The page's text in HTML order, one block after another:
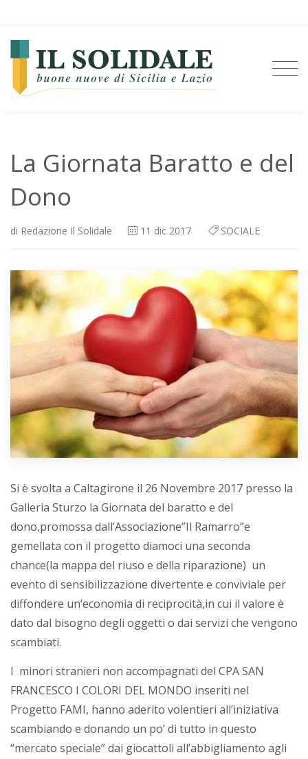
La Giornata Baratto e del
Dono
di Redazione Il Solidale 11 dic 2017 SOCIALE
Si è svolta a Caltagirone il 26 Novembre 2017 presso la
Galleria Sturzo la Giornata del baratto e del
dono,promossa dall’Associazione”Il Ramarro”e
gemellata con il progetto diamoci una seconda
chance(la mappa del riuso e della riparazione) un
evento di sensibilizzazione divertente e conviviale per
diffondere un’economia di reciprocità,in cui il valore è
dato dal bisogno degli oggetti o dai servizi che vengono
scambiati.
I minori stranieri non accompagnati del CPA SAN
FRANCESCO I COLORI DEL MONDO inseriti nel
Progetto FAMI, hanno aderito volentieri all’iniziativa
scambiando e donando un po’ di tutto in questo
“mercato speciale” dai giocattoli all’abbigliamento agli